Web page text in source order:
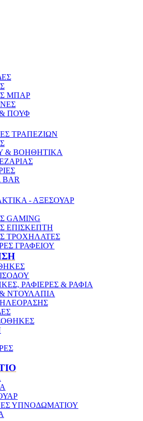
ΜΠΑΡ
ΠΟΥΦ
ΤΡΑΠΕΖΙΩΝ
& ΒΟΗΘΗΤΙΚΑ
- ΑΞΕΣΟΥΑΡ
GAMING
ΕΠΙΣΚΕΠΤΗ
ΤΡΟΧΗΛΑΤΕΣ
ΓΡΑΦΕΙΟΥ
ΡΑΦΙΕΡΕΣ & ΡΑΦΙΑ
& ΝΤΟΥΛΑΠΙΑ
ΥΠΝΟΔΩΜΑΤΙΟΥ